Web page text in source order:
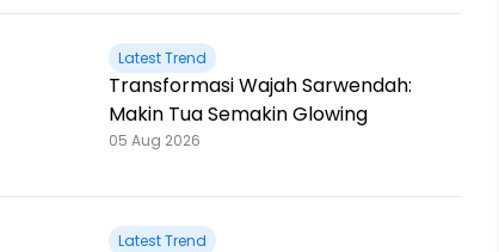
Latest Trend
Transformasi Wajah Sarwendah:
Makin Tua Semakin Glowing
05 Aug 2026
Latest Trend